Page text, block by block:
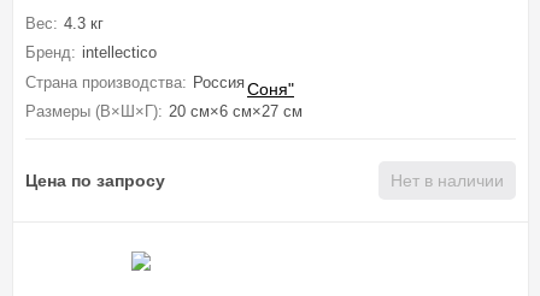
Вес: 4.3 кг
Бренд: intellectico
Страна производства: Россия
Размеры (В×Ш×Г): 20 см×6 см×27 см
Цена по запросу Нет в наличии